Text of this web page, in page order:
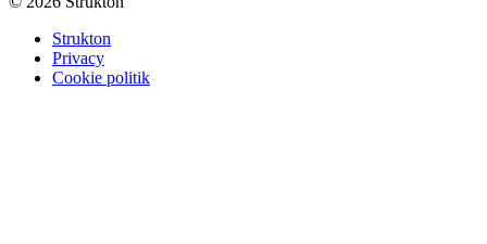
Strukton
Privacy
Cookie politik